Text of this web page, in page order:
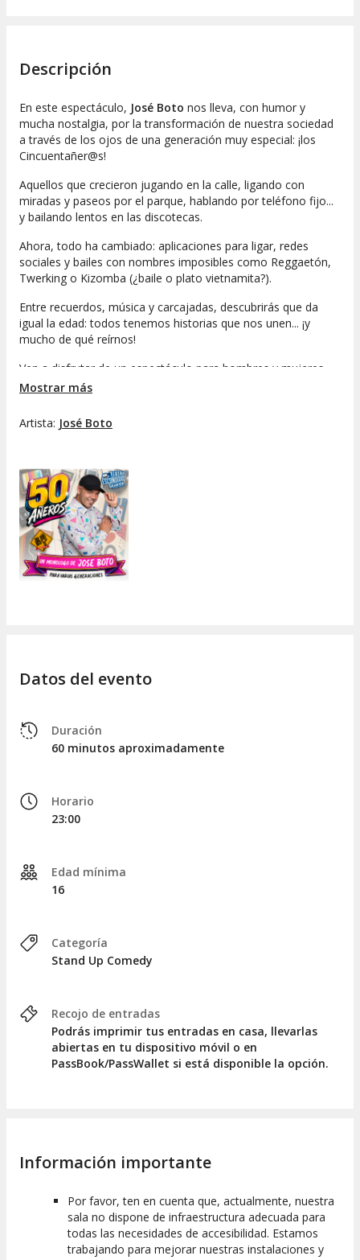
Descripción
En este espectáculo, José Boto nos lleva, con humor y
mucha nostalgia, por la transformación de nuestra sociedad
a través de los ojos de una generación muy especial: ¡los
Cincuentañer@s!
Aquellos que crecieron jugando en la calle, ligando con
miradas y paseos por el parque, hablando por teléfono fijo...
y bailando lentos en las discotecas.
Ahora, todo ha cambiado: aplicaciones para ligar, redes
sociales y bailes con nombres imposibles como Reggaetón,
Twerking o Kizomba (¿baile o plato vietnamita?).
Entre recuerdos, música y carcajadas, descubrirás que da
igual la edad: todos tenemos historias que nos unen... ¡y
mucho de qué reírnos!
Ven a disfrutar de un espectáculo para hombres y mujeres,
donde lo único obligatorio es pasarlo bien.
hay un paso! Prepárate para una noche de risas, recuerdos y
Mostrar más
Artista: José Boto
Datos del evento
Duración
60 minutos aproximadamente
Horario
23:00
Edad mínima
16
Categoría
Stand Up Comedy
Recojo de entradas
Podrás imprimir tus entradas en casa, llevarlas
abiertas en tu dispositivo móvil o en
PassBook/PassWallet si está disponible la opción.
Información importante
Por favor, ten en cuenta que, actualmente, nuestra
sala no dispone de infraestructura adecuada para
todas las necesidades de accesibilidad. Estamos
trabajando para mejorar nuestras instalaciones y